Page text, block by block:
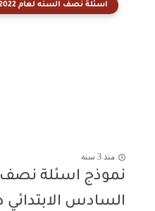
اسئلة نصف السنه لعام 2022
منذ 3 سنة
نموذج اسئلة نصف
السادس الابتدائي